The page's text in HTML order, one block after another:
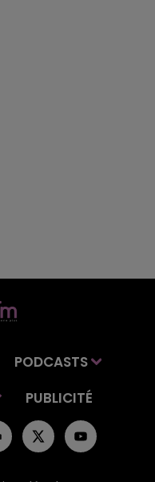
PODCASTS
PUBLICITÉ